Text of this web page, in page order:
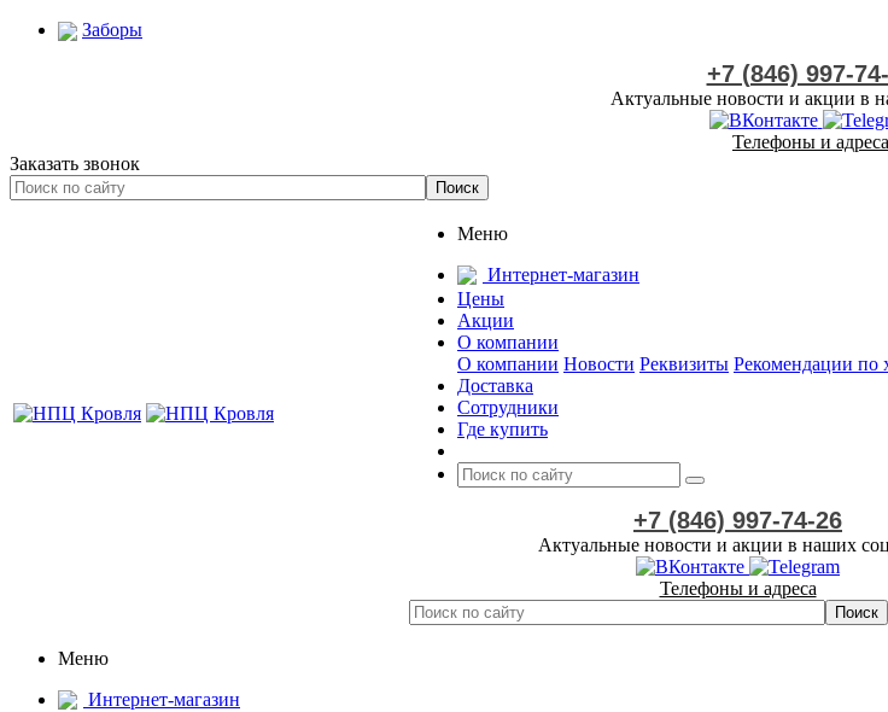
Заборы
+7 (846) 997-
Актуальные новости и акции в
Телефоны и адреса
Заказать звонок
Меню
Интернет-магазин
Цены
Акции
О компании
О компании Новости Реквизиты Рекомендации по
Доставка
Сотрудники
Где купить
+7 (846) 997-74-26
Актуальные новости и акции в наших
Телефоны и адреса
Меню
Интернет-магазин